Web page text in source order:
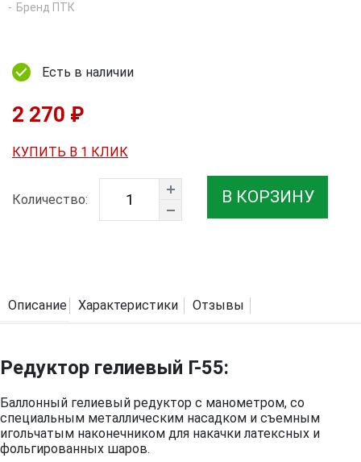
Бренд ПТК
Есть в наличии
2 270 ₽
КУПИТЬ В 1 КЛИК
Количество: В КОРЗИНУ
Описание Характеристики Отзывы
Редуктор гелиевый Г-55:
Баллонный гелиевый редуктор с манометром, со
специальным металлическим насадком и съемным
игольчатым наконечником для накачки латексных и
фольгированных шаров.